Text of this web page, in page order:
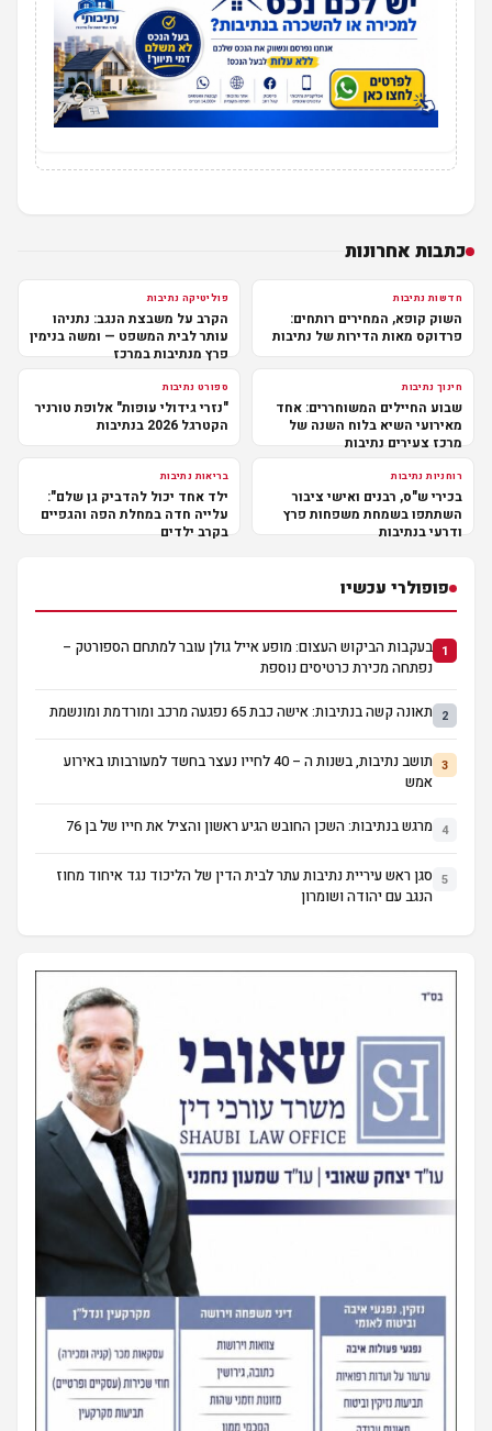
כתבות אחרונות
חדשות נתיבות
השוק קופא, המחירים רותחים:
פרדוקס מאות הדירות של נתיבות
פוליטיקה נתיבות
הקרב על משבצת הנגב: נתניהו
עותר לבית המשפט — ומשה בנימין
פרץ מנתיבות במרכז
חינוך נתיבות
שבוע החיילים המשוחררים: אחד
מאירועי השיא בלוח השנה של
מרכז צעירים נתיבות
ספורט נתיבות
"נזרי גידולי עופות" אלופת טורניר
הקטרגל 2026 בנתיבות
רוחניות נתיבות
בכירי ש"ס, רבנים ואישי ציבור
השתתפו בשמחת משפחות פרץ
ודרעי בנתיבות
בריאות נתיבות
ילד אחד יכול להדביק גן שלם":
עלייה חדה במחלת הפה והגפיים
בקרב ילדים
פופולרי עכשיו
1 בעקבות הביקוש העצום: מופע אייל גולן עובר למתחם הספורטק –
נפתחה מכירת כרטיסים נוספת
2 תאונה קשה בנתיבות: אישה כבת 65 נפגעה מרכב ומורדמת ומונשמת
3
תושב נתיבות, בשנות ה – 40 לחייו נעצר בחשד למעורבותו באירוע
אמש
4 מרגש בנתיבות: השכן החובש הגיע ראשון והציל את חייו של בן 76
5 סגן ראש עיריית נתיבות עתר לבית הדין של הליכוד נגד איחוד מחוז
הנגב עם יהודה ושומרון